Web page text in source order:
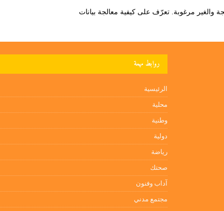
تعرّف على كيفية معالجة بيانات
روابط مهمة
الرئيسية
محلية
وطنية
دولية
رياضة
صحتك
آداب وفنون
مجتمع مدني